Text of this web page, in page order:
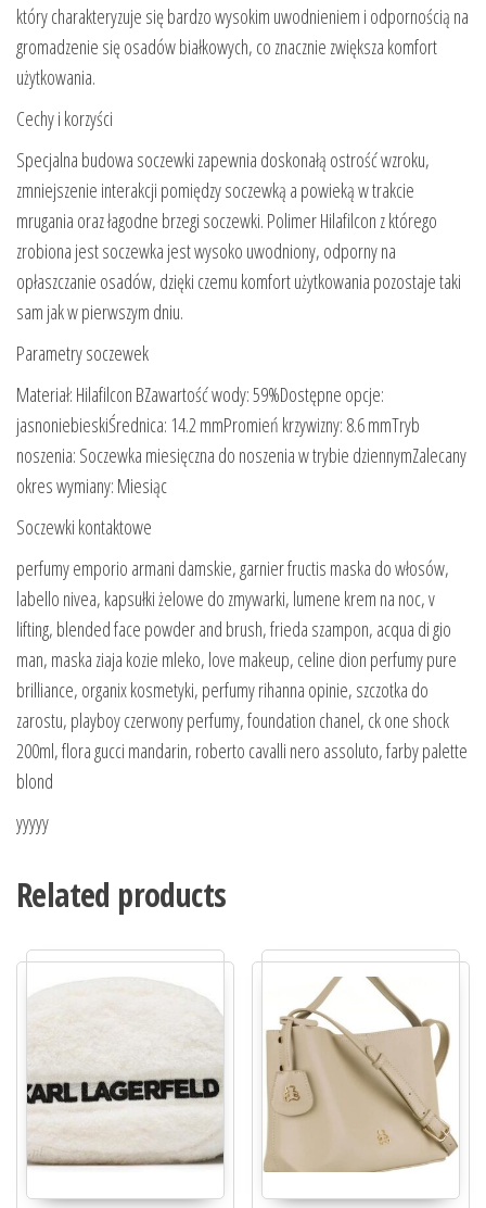
który charakteryzuje się bardzo wysokim uwodnieniem i odpornością na
gromadzenie się osadów białkowych, co znacznie zwiększa komfort
użytkowania.
Cechy i korzyści
Specjalna budowa soczewki zapewnia doskonałą ostrość wzroku,
zmniejszenie interakcji pomiędzy soczewką a powieką w trakcie
mrugania oraz łagodne brzegi soczewki. Polimer Hilafilcon z którego
zrobiona jest soczewka jest wysoko uwodniony, odporny na
opłaszczanie osadów, dzięki czemu komfort użytkowania pozostaje taki
sam jak w pierwszym dniu.
Parametry soczewek
Materiał: Hilafilcon BZawartość wody: 59%Dostępne opcje:
jasnoniebieskiŚrednica: 14.2 mmPromień krzywizny: 8.6 mmTryb
noszenia: Soczewka miesięczna do noszenia w trybie dziennymZalecany
okres wymiany: Miesiąc
Soczewki kontaktowe
perfumy emporio armani damskie, garnier fructis maska do włosów,
labello nivea, kapsułki żelowe do zmywarki, lumene krem na noc, v
lifting, blended face powder and brush, frieda szampon, acqua di gio
man, maska ziaja kozie mleko, love makeup, celine dion perfumy pure
brilliance, organix kosmetyki, perfumy rihanna opinie, szczotka do
zarostu, playboy czerwony perfumy, foundation chanel, ck one shock
200ml, flora gucci mandarin, roberto cavalli nero assoluto, farby palette
blond
yyyyy
Related products